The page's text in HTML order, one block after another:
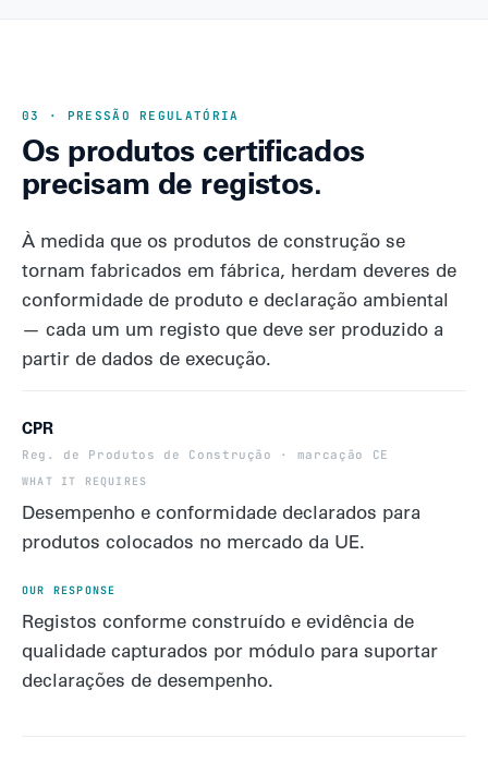
03 · PRESSÃO REGULATÓRIA
Os produtos certificados
precisam de registos.
À medida que os produtos de construção se
tornam fabricados em fábrica, herdam deveres de
conformidade de produto e declaração ambiental
— cada um um registo que deve ser produzido a
partir de dados de execução.
CPR
Reg. de Produtos de Construção · marcação CE
Desempenho e conformidade declarados para
produtos colocados no mercado da UE.
Registos conforme construído e evidência de
qualidade capturados por módulo para suportar
declarações de desempenho.